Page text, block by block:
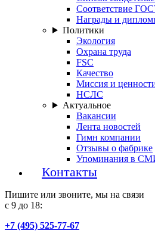
Соответствие
Награды и
Политики
Экология
Охрана труда
FSC
Качество
Миссия и
НСЛС
Актуальное
Вакансии
Лента новостей
Гимн компании
Отзывы о фабрике
Упоминания в
Контакты
Пишите или звоните, мы на связи
с 9 до 18:
+7 (495) 525-77-67